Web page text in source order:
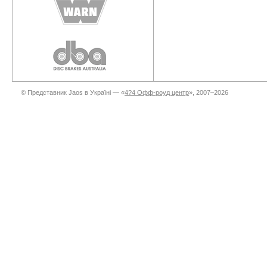
© Представник Jaos в Україні — «4?4 Офф-роуд центр», 2007–2026